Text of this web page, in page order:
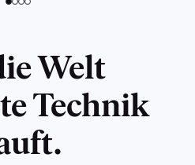
Welt
Technik